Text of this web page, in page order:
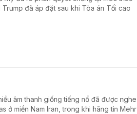
đã áp đặt sau khi Tòa án Tối cao
âm thanh giống tiếng nổ đã được nghe
ở miền Nam Iran, trong khi hãng tin Mehr